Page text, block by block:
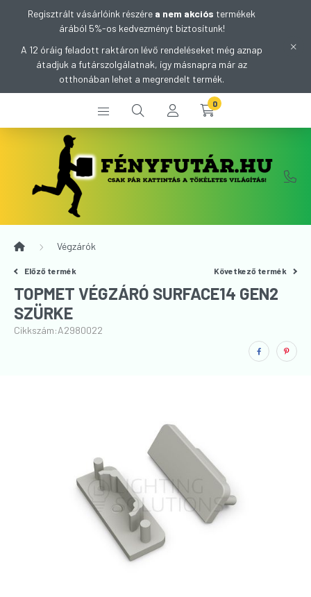
Regisztrált vásárlóink részére a nem akciós termékek
árából 5%-os kedvezményt biztosítunk!
A 12 óráig feladott raktáron lévő rendeléseket még aznap
átadjuk a futárszolgálatnak, így másnapra már az
otthonában lehet a megrendelt termék.
0
Végzárók
Előző termék Következő termék
TOPMET VÉGZÁRÓ SURFACE14 GEN2
SZÜRKE
Cikkszám:A2980022